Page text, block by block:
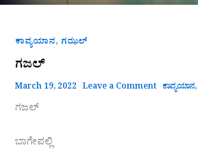
ಕಾವ್ಯಯಾನ, ಗಝಲ್
ಗಜಲ್
March 19, 2022 Leave a Comment ಕಾವ್ಯಯಾನ,
ಗಜಲ್
ಬಾಗೇಪಲ್ಲಿ